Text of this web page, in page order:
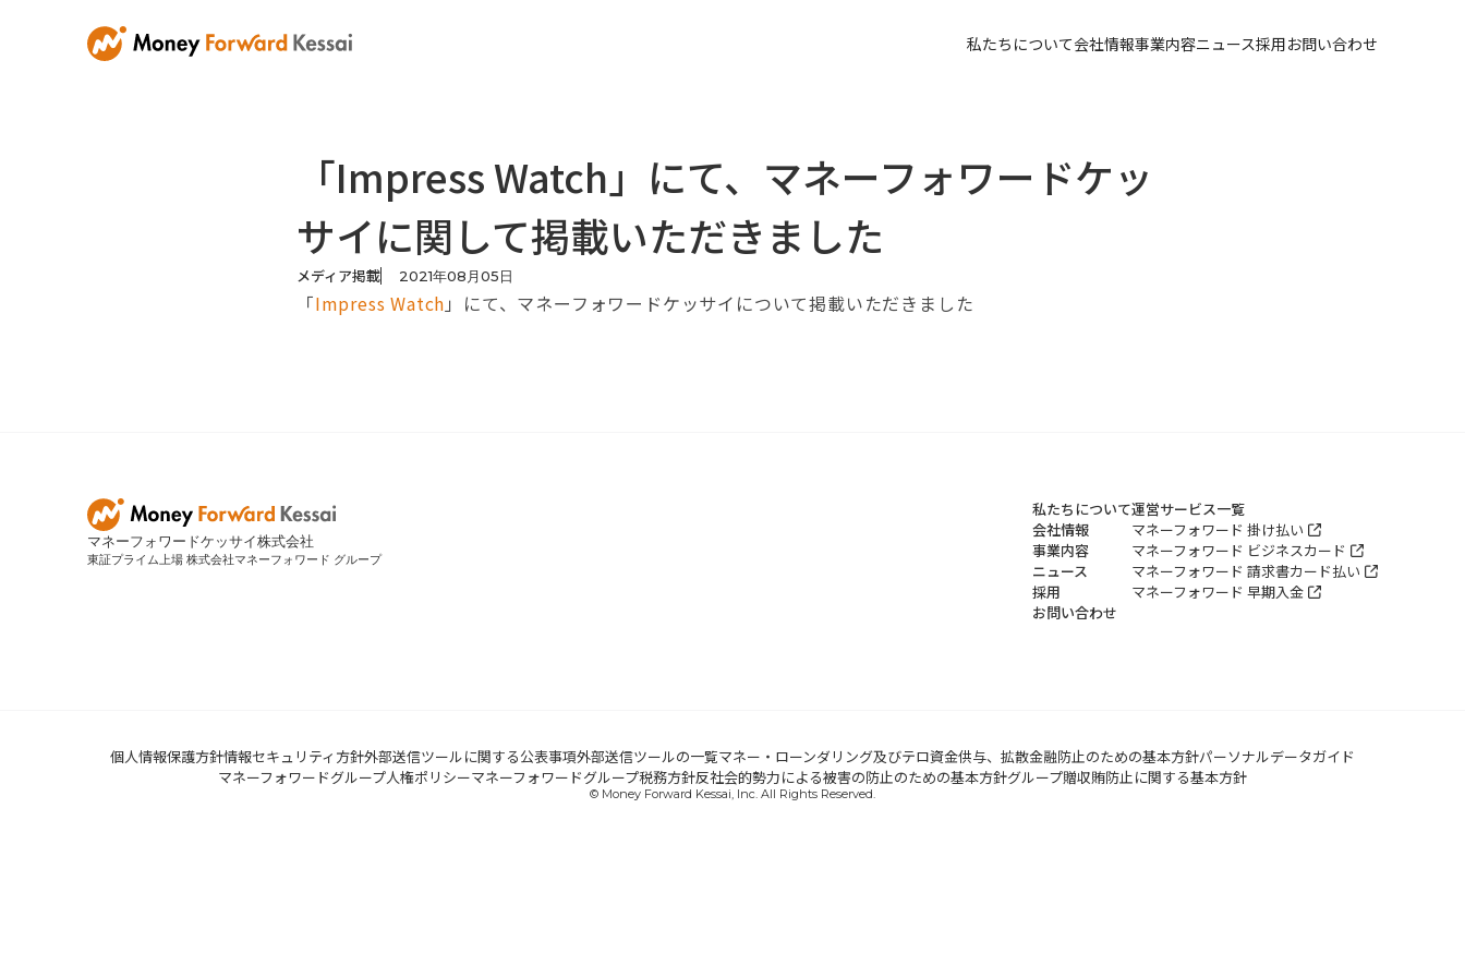
私たちについて会社情報事業内容ニュース採用お問い合わせ
「Impress Watch」にて、マネーフォワードケッ
サイに関して掲載いただきました
メディア掲載 2021年08 月05日
「Impress Watch 」にて、マネーフォワードケッサイについて掲載いただきました
マネーフォワードケッサイ株式会社
東証プライム上場 株式会社マネーフォワード グループ
私たちについて
会社情報
事業内容
ニュース
採用
お問い合わせ
運営サービス一覧
マネーフォワード 掛け払い
マネーフォワード ビジネスカード
マネーフォワード 請求書カード払い
マネーフォワード 早期入金
個人情報保護方針情報セキュリティ方針外部送信ツールに関する公表事項外部送信ツールの一覧マネー・ローンダリング及びテロ資金供与、拡散金融防止のための基本方針パーソナルデータガイド
マネーフォワードグループ人権ポリシーマネーフォワードグループ税務方針反社会的勢力による被害の防止のための基本方針グループ贈収賄防止に関する基本方針
© Money Forward Kessai, Inc. All Rights Reserved.